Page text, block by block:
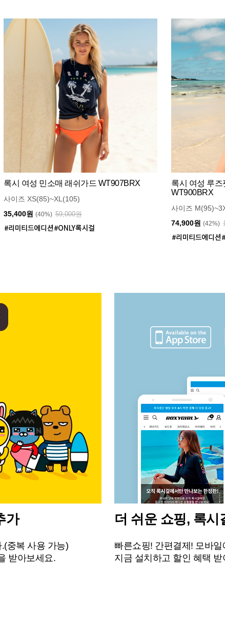
록시 여성 민소매 래쉬가드 WT907BRX
사이즈 XS(85)~XL(105)
35,400원 (40%) 59,000원
록시 여성 루즈
WT900BRX
사이즈
74,900원 (42%)
가
중복 사용 가능)
받아보세요.
더 쉬운 쇼핑, 록시
빠른쇼핑! 간편결제! 모바
지금 설치하고 할인 혜택 받